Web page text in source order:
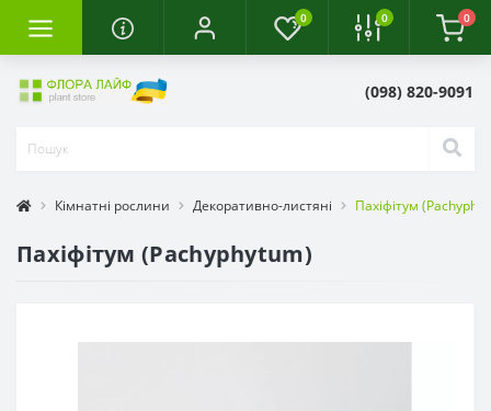
0 0 0
(098) 820-9091
Кімнатні рослини Декоративно-листяні Пахіфітум
Пахіфітум (Pachyphytum)